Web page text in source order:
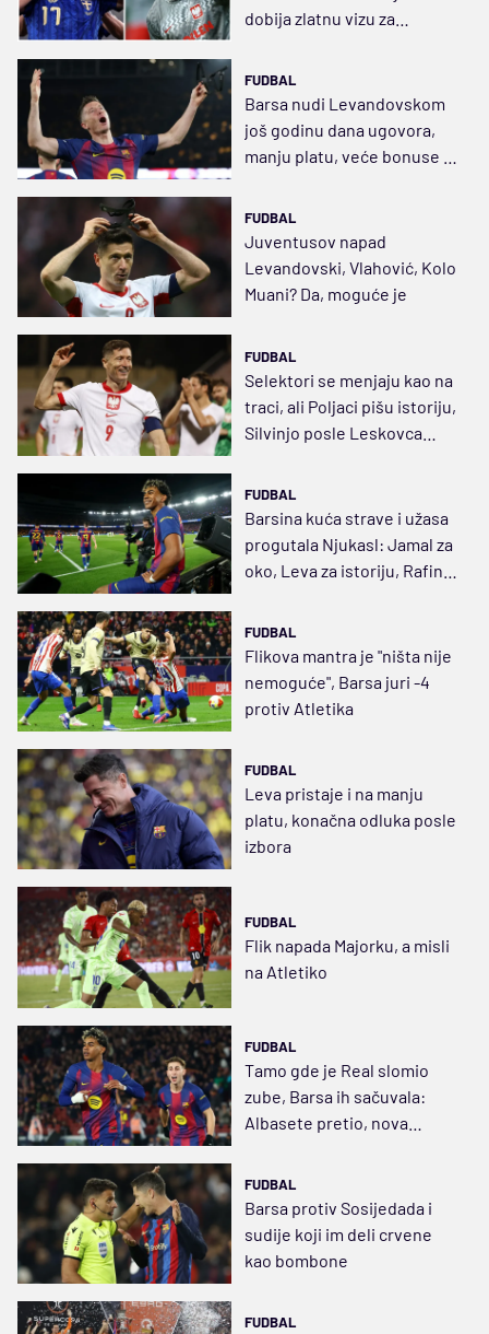
dobija zlatnu vizu za
FUDBAL
Barsa nudi Levandovskom
još godinu dana ugovora,
manju platu, veće bonuse i
FUDBAL
Juventusov napad
Levandovski, Vlahović, Kolo
Muani? Da, moguće je
FUDBAL
Selektori se menjaju kao na
traci, ali Poljaci pišu istoriju,
Silvinjo posle Leskovca
FUDBAL
Barsina kuća strave i užasa
progutala Njukasl: Jamal za
oko, Leva za istoriju, Rafinja
FUDBAL
Flikova mantra je "ništa nije
nemoguće", Barsa juri -4
protiv Atletika
FUDBAL
Leva pristaje i na manju
platu, konačna odluka posle
izbora
FUDBAL
Flik napada Majorku, a misli
na Atletiko
FUDBAL
Tamo gde je Real slomio
zube, Barsa ih sačuvala:
Albasete pretio, nova
FUDBAL
Barsa protiv Sosijedada i
sudije koji im deli crvene
kao bombone
FUDBAL